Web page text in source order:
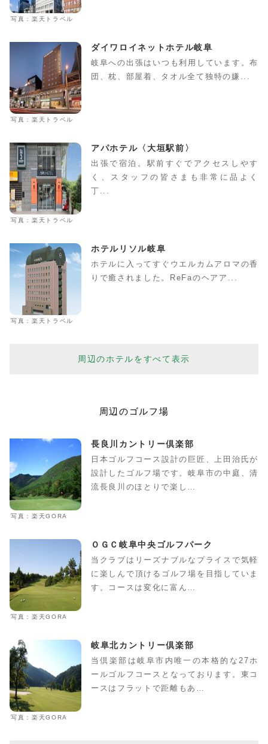
写真：楽天トラベル
写真：楽天トラベル
ダイワロイネットホテル岐阜
岐阜への出張はいつも利用しています。布
団、枕、部屋着、タオル全て独特の嫌...
写真：楽天トラベル
アパホテル〈大垣駅前〉
出張で宿泊。駅前すぐでアクセスしやす
く、スタッフの皆さまも非常に品よく
丁...
写真：楽天トラベル
ホテルリソル岐阜
ホテルに入ってすぐウエルカムアロマの香
りで癒されました。ReFaのヘアア...
周辺のホテルをすべて表示
周辺のゴルフ場
写真：楽天GORA
長良川カントリー倶楽部
日本ゴルフコース設計の巨匠、上田治氏が
設計したゴルフ場です。岐阜市の中庭、清
流長良川のほとりで楽し…
写真：楽天GORA
ＯＧＣ岐阜中央ゴルフパーク
当クラブはリーズナブルなプライスで気軽
に楽しんで頂けるゴルフ場を目指していま
す。コースは変化に富ん…
写真：楽天GORA
岐阜北カントリー倶楽部
当倶楽部は岐阜市内唯一の本格的な27ホ
ールゴルフコースとなっております。東コ
ースはフラットで距離もあ…